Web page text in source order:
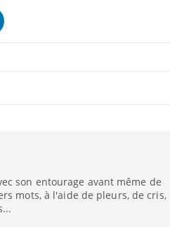
son entourage avant même de
mots, à l'aide de pleurs, de cris,